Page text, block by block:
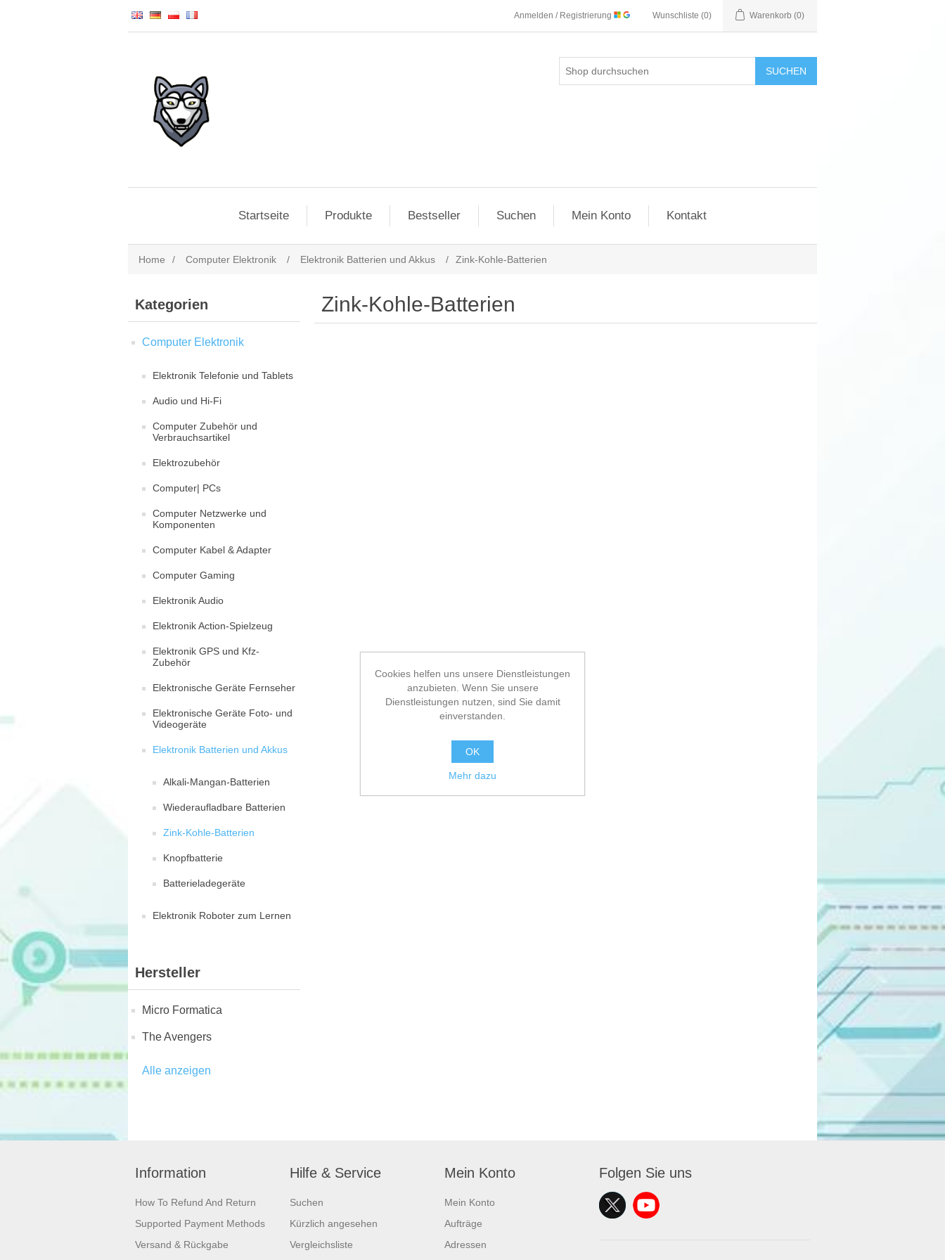
Anmelden / Registrierung Wunschliste (0) Warenkorb (0)
SUCHEN
Startseite Produkte Bestseller Suchen Mein Konto Kontakt
Home / Computer Elektronik / Elektronik Batterien und Akkus / Zink-Kohle-Batterien
Kategorien
Computer Elektronik
Elektronik Telefonie und Tablets
Audio und Hi-Fi
Computer Zubehör und
Verbrauchsartikel
Elektrozubehör
Computer| PCs
Computer Netzwerke und
Komponenten
Computer Kabel & Adapter
Computer Gaming
Elektronik Audio
Elektronik Action-Spielzeug
Elektronik GPS und Kfz-
Zubehör
Elektronische Geräte Fernseher
Elektronische Geräte Foto- und
Videogeräte
Elektronik Batterien und Akkus
Alkali-Mangan-Batterien
Wiederaufladbare Batterien
Zink-Kohle-Batterien
Knopfbatterie
Batterieladegeräte
Elektronik Roboter zum Lernen
Hersteller
Micro Formatica
The Avengers
Alle anzeigen
Zink-Kohle-Batterien
Information
How To Refund And Return
Supported Payment Methods
Versand & Rückgabe
Hilfe & Service
Suchen
Kürzlich angesehen
Vergleichsliste
Mein Konto
Mein Konto
Aufträge
Adressen
Folgen Sie uns
Cookies helfen uns unsere Dienstleistungen
anzubieten. Wenn Sie unsere
Dienstleistungen nutzen, sind Sie damit
einverstanden.
OK
Mehr dazu